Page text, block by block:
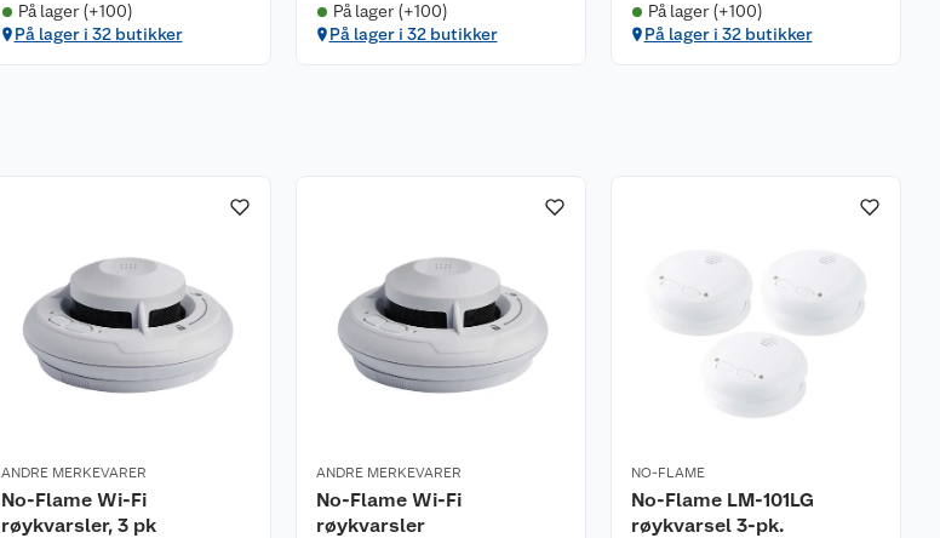
På lager (+100)
På lager i 32 butikker
På lager (+100)
På lager i 32 butikker
På lager (+100)
På lager i 32 butikker
ANDRE MERKEVARER
No-Flame Wi-Fi
røykvarsler, 3 pk
ANDRE MERKEVARER
No-Flame Wi-Fi
røykvarsler
NO-FLAME
No-Flame LM-101LG
røykvarsel 3-pk.